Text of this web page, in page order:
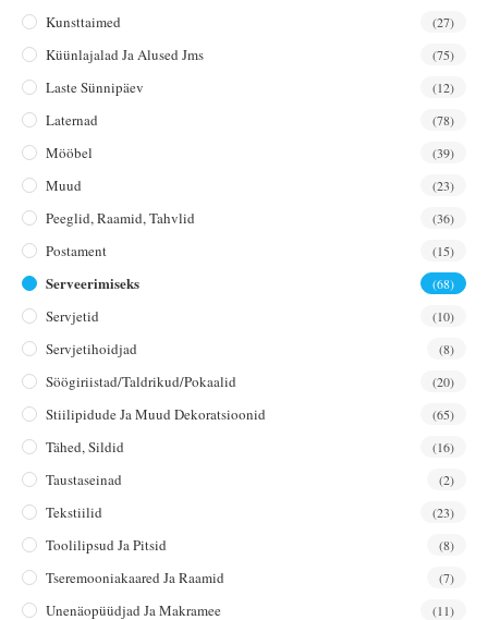
Kunsttaimed (27)
Küünlajalad Ja Alused Jms (75)
Laste Sünnipäev (12)
Laternad (78)
Mööbel (39)
Muud (23)
Peeglid, Raamid, Tahvlid (36)
Postament (15)
Serveerimiseks (68)
Servjetid (10)
Servjetihoidjad (8)
Söögiriistad/taldrikud/pokaalid (20)
Stiilipidude Ja Muud Dekoratsioonid (65)
Tähed, Sildid (16)
Taustaseinad (2)
Tekstiilid (23)
Toolilipsud Ja Pitsid (8)
Tseremooniakaared Ja Raamid (7)
Unenäopüüdjad Ja Makramee (11)